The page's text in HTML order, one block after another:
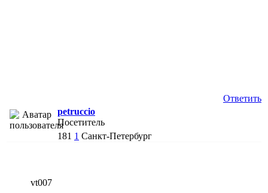
Ответить
petruccio
Посетитель
181 1 Санкт-Петербург
vt007